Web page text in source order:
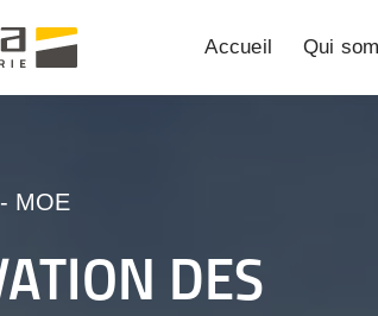
Accueil Qui
- MOE
DES